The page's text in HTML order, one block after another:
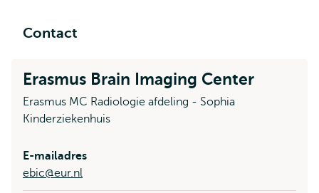
Contact
Erasmus Brain Imaging Center
Erasmus MC Radiologie afdeling - Sophia
Kinderziekenhuis
E-mailadres
ebic@eur.nl